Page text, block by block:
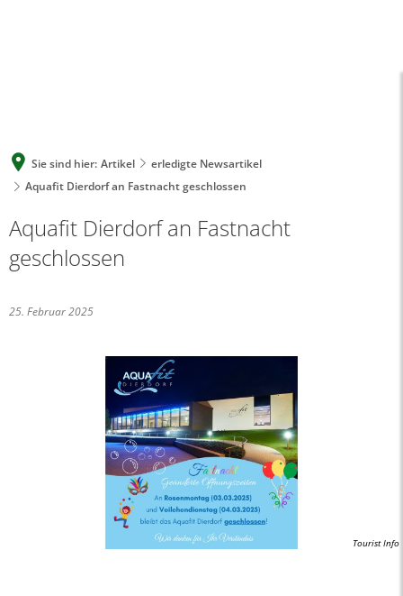
Sie sind hier: Artikel
erledigte Newsartikel
Aquafit Dierdorf an Fastnacht geschlossen
Aquafit Dierdorf an Fastnacht
geschlossen
25. Februar 2025
Tourist Info